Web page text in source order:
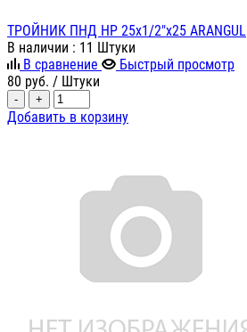
ТРОЙНИК ПНД НР 25х1/2"х25 ARANGUL
В наличии : 11 Штуки
В сравнение
Быстрый просмотр
80 руб. / Штуки
- +
Добавить в корзину